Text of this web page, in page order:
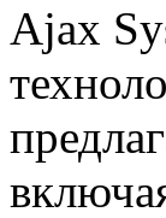
Ajax